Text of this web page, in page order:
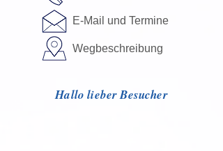
E-Mail und Termine
Wegbeschreibung
Hallo lieber Besucher